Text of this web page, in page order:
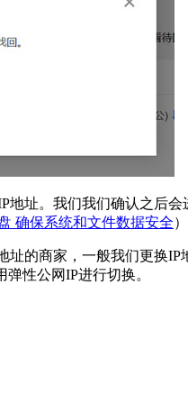
址。我们我们确认之后
确保系统和文件数据安全）
的商家，一般我们更换
性公网IP进行切换。